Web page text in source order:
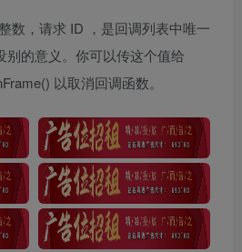
数，请求 ID ，是回调列表中唯一
别的意义。你可以传这个值给
以取消回调函数。